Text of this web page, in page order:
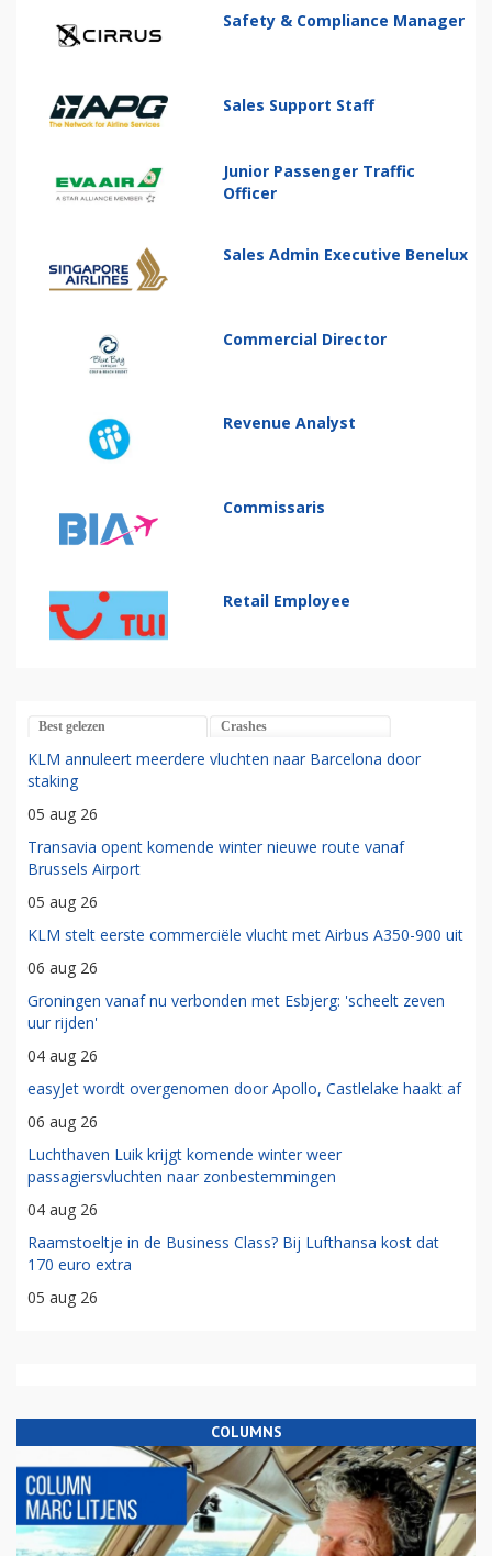
Safety & Compliance Manager
Sales Support Staff
Junior Passenger Traffic
Officer
Sales Admin Executive Benelux
Commercial Director
Revenue Analyst
Commissaris
Retail Employee
Best gelezen Crashes
KLM annuleert meerdere vluchten naar Barcelona door
staking
05 aug 26
Transavia opent komende winter nieuwe route vanaf
Brussels Airport
05 aug 26
KLM stelt eerste commerciële vlucht met Airbus A350-900 uit
06 aug 26
Groningen vanaf nu verbonden met Esbjerg: 'scheelt zeven
uur rijden'
04 aug 26
easyJet wordt overgenomen door Apollo, Castlelake haakt af
06 aug 26
Luchthaven Luik krijgt komende winter weer
passagiersvluchten naar zonbestemmingen
04 aug 26
Raamstoeltje in de Business Class? Bij Lufthansa kost dat
170 euro extra
05 aug 26
COLUMNS